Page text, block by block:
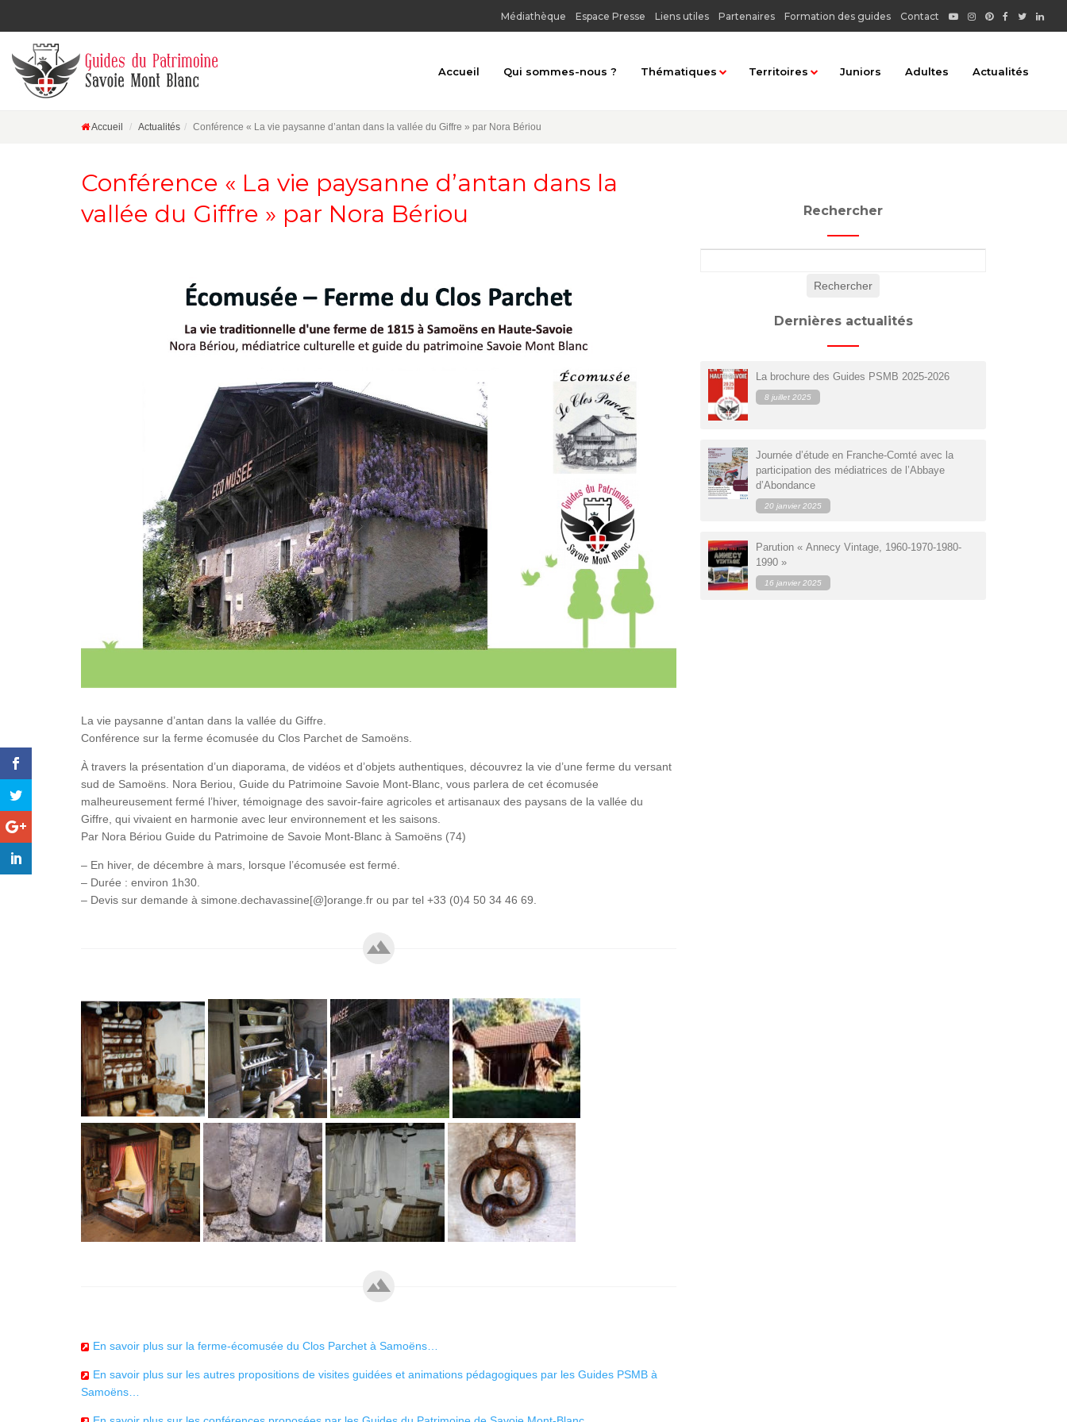
Accueil Qui sommes-nous ? Thématiques
Ski et sports d'hiver
Traditions populaires
Territoires
Faucigny : Basse vallée de l'Arve
Maurienne
Tarentaise
Juniors Adultes Actualités
Médiathèque Espace Presse Liens utiles Partenaires Formation des guides Contact
Accueil Actualités Conférence « La vie paysanne d’antan dans la vallée du Giffre » par Nora Bériou
Conférence « La vie paysanne d’antan dans la
vallée du Giffre » par Nora Bériou
La vie paysanne d’antan dans la vallée du Giffre.
Conférence sur la ferme écomusée du Clos Parchet de Samoëns.
À travers la présentation d’un diaporama, de vidéos et d’objets authentiques, découvrez la vie d’une ferme du versant
sud de Samoëns. Nora Beriou, Guide du Patrimoine Savoie Mont-Blanc, vous parlera de cet écomusée
malheureusement fermé l’hiver, témoignage des savoir-faire agricoles et artisanaux des paysans de la vallée du
Giffre, qui vivaient en harmonie avec leur environnement et les saisons.
Par Nora Bériou Guide du Patrimoine de Savoie Mont-Blanc à Samoëns (74)
– En hiver, de décembre à mars, lorsque l’écomusée est fermé.
– Durée : environ 1h30.
– Devis sur demande à simone.dechavassine[@]orange.fr ou par tel +33 (0)4 50 34 46 69.
En savoir plus sur la ferme-écomusée du Clos Parchet à Samoëns…
En savoir plus sur les autres propositions de visites guidées et animations pédagogiques par les Guides PSMB à
Samoëns…
Rechercher
Dernières actualités
La brochure des Guides PSMB 2025-2026
8 juillet 2025
Journée d’étude en Franche-Comté avec la
participation des médiatrices de l’Abbaye
d’Abondance
20 janvier 2025
Parution « Annecy Vintage, 1960-1970-1980-
1990 »
16 janvier 2025